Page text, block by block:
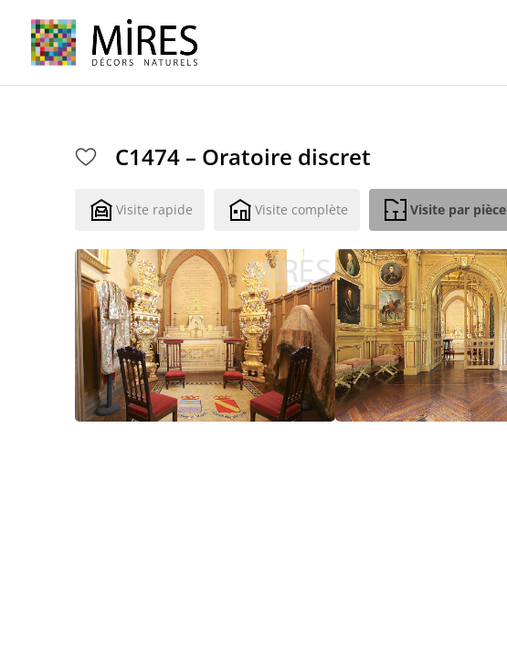
C1474 – Oratoire discret
Visite rapide Visite complète Visite par pièce